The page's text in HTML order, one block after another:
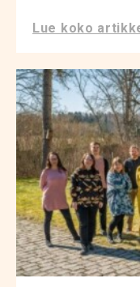
Lue koko